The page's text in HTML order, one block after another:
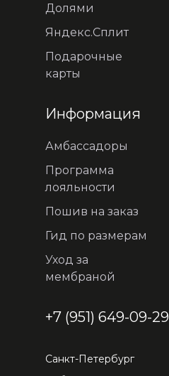
Долями
Яндекс.Сплит
Подарочные
карты
Информация
Амбассадоры
Программа
лояльности
Пошив на заказ
Гид по размерам
Уход за
мембраной
+7 (951) 649-09-29
Санкт-Петербург